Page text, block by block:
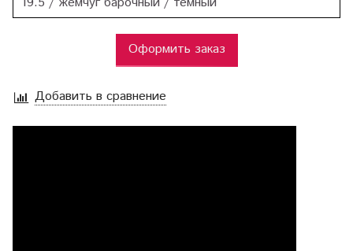
Оформить заказ
Добавить в сравнение